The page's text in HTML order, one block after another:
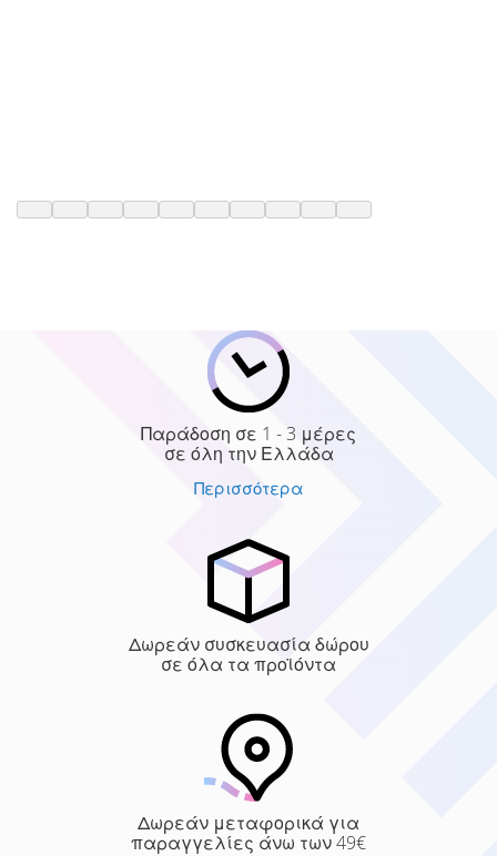
Παράδοση σε 1 - 3 μέρες
σε όλη την Ελλάδα
Περισσότερα
Δωρεάν συσκευασία δώρου
σε όλα τα προϊόντα
Δωρεάν μεταφορικά για
παραγγελίες άνω των 49€